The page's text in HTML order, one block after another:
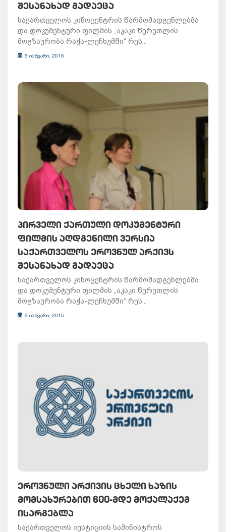
ᲨᲔᲡᲐᲜᲐᲮᲐᲓ ᲒᲐᲓᲐᲔᲪᲐ
საქართველოს კინოცენტრის წარმომადგენლებმა
და დოკუმენტური ფილმის „აკაკი წერეთლის
მოგზაურობა რაჭა-ლეჩხუმში“ რეს...
6 იანვარი, 2015
ᲞᲘᲠᲕᲔᲚᲘ ᲥᲐᲠᲗᲣᲚᲘ ᲓᲝᲙᲣᲛᲔᲜᲢᲣᲠᲘ
ᲤᲘᲚᲛᲘᲡ ᲐᲦᲓᲒᲔᲜᲘᲚᲘ ᲕᲔᲠᲡᲘᲐ
ᲡᲐᲥᲐᲠᲗᲕᲔᲚᲝᲡ ᲔᲠᲝᲕᲜᲣᲚ ᲐᲠᲥᲘᲕᲡ
ᲨᲔᲡᲐᲜᲐᲮᲐᲓ ᲒᲐᲓᲐᲔᲪᲐ
საქართველოს კინოცენტრის წარმომადგენლებმა
და დოკუმენტური ფილმის „აკაკი წერეთლის
მოგზაურობა რაჭა-ლეჩხუმში“ რეს...
6 იანვარი, 2015
ᲔᲠᲝᲕᲜᲣᲚᲘ ᲐᲠᲥᲘᲕᲘᲡ ᲪᲮᲔᲚᲘ ᲮᲐᲖᲘᲡ
ᲛᲝᲛᲡᲐᲮᲣᲠᲔᲑᲘᲗ 600-ᲛᲓᲔ ᲛᲝᲥᲐᲚᲐᲥᲔᲛ
ᲘᲡᲐᲠᲒᲔᲑᲚᲐ
საქართველოს იუსტიციის სამინისტროს